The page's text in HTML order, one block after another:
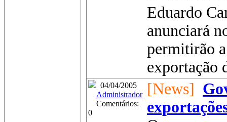
Eduardo
anunciará
permitirão
exportação
04/04/2005
Administrador
Comentários:
0
[News]